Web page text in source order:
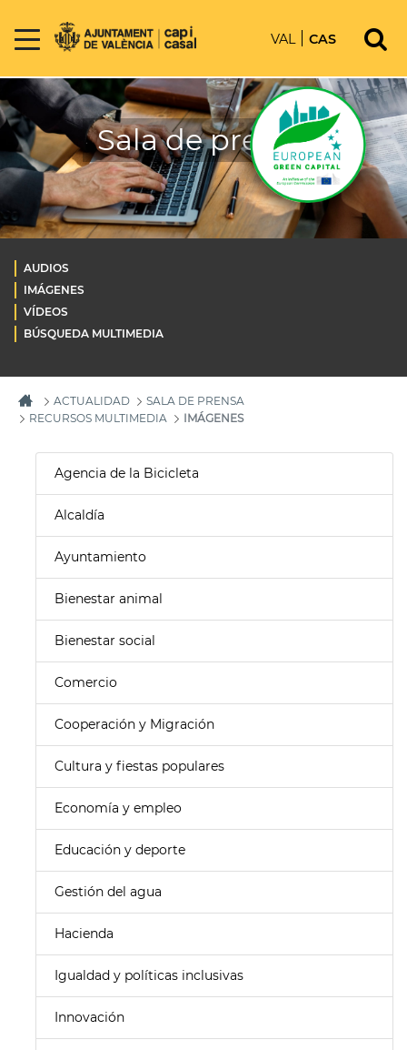
VAL CAS
Sala de prensa
AUDIOS
IMÁGENES
VÍDEOS
BÚSQUEDA MULTIMEDIA
ACTUALIDAD
SALA DE PRENSA
RECURSOS MULTIMEDIA
IMÁGENES
Agencia de la Bicicleta
Alcaldía
Ayuntamiento
Bienestar animal
Bienestar social
Comercio
Cooperación y Migración
Cultura y fiestas populares
Economía y empleo
Educación y deporte
Gestión del agua
Hacienda
Igualdad y políticas inclusivas
Innovación